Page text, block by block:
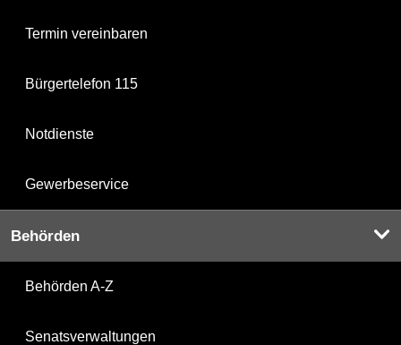
Termin vereinbaren
Bürgertelefon 115
Notdienste
Gewerbeservice
Behörden
Behörden A-Z
Senatsverwaltungen